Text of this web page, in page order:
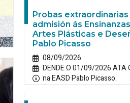
Probas
admisión ás
Artes Plásticas e
Pablo Picasso
08/09/2026
DENDE O 01/09/2026
na EASD Pablo Picasso.